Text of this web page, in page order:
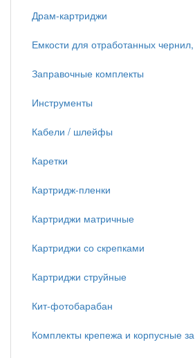
Драм-картриджи
Емкости для отработанных чернил,
Заправочные комплекты
Инструменты
Кабели / шлейфы
Каретки
Картридж-пленки
Картриджи матричные
Картриджи со скрепками
Картриджи струйные
Кит-фотобарабан
Комплекты крепежа и корпусные за